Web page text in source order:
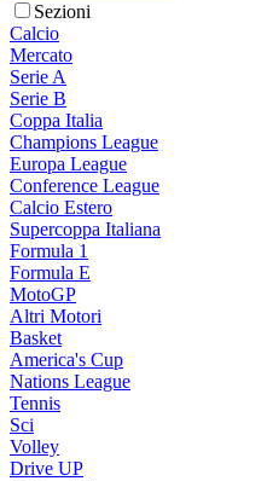
Sezioni
Calcio
Mercato
Serie A
Serie B
Coppa Italia
Champions League
Europa League
Conference League
Calcio Estero
Supercoppa Italiana
Formula 1
Formula E
MotoGP
Altri Motori
Basket
America's Cup
Nations League
Tennis
Sci
Volley
Drive UP